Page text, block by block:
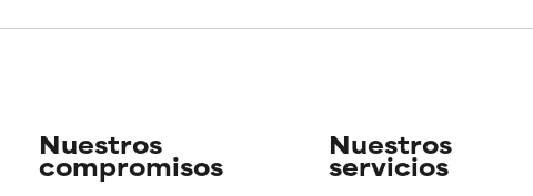
con la información científica disponible pendiente de revisar.
con la información científica disponible pendiente de revisar.
Nuestros
compromisos
Nuestros
servicios